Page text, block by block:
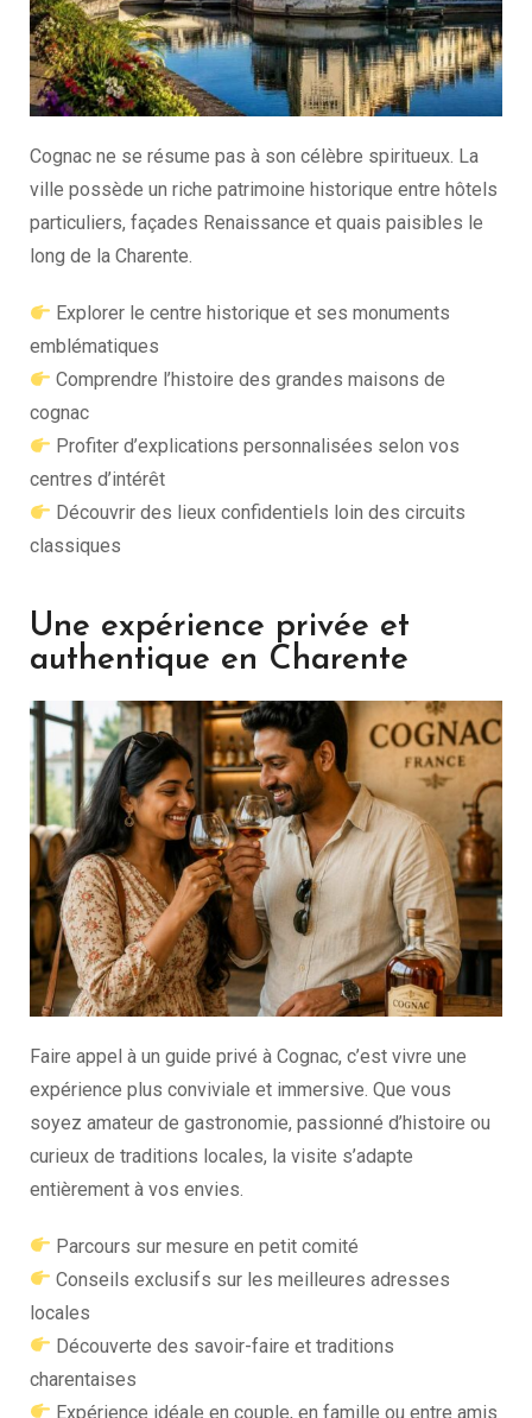
Cognac ne se résume pas à son célèbre spiritueux. La
ville possède un riche patrimoine historique entre hôtels
particuliers, façades Renaissance et quais paisibles le
long de la Charente.
Explorer le centre historique et ses monuments
emblématiques
Comprendre l’histoire des grandes maisons de
cognac
Profiter d’explications personnalisées selon vos
centres d’intérêt
Découvrir des lieux confidentiels loin des circuits
classiques
Une expérience privée et
authentique en Charente
Faire appel à un guide privé à Cognac, c’est vivre une
expérience plus conviviale et immersive. Que vous
soyez amateur de gastronomie, passionné d’histoire ou
curieux de traditions locales, la visite s’adapte
entièrement à vos envies.
Parcours sur mesure en petit comité
Conseils exclusifs sur les meilleures adresses
locales
Découverte des savoir-faire et traditions
charentaises
Expérience idéale en couple, en famille ou entre amis